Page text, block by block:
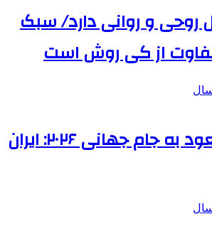
روحی و روانی دارد/ سبک
از کی روش است
یک امتیاز تا صعود به جام جهانی ۲۰۲۶: ایران